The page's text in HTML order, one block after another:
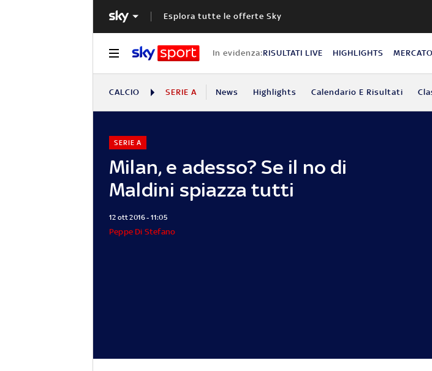
Esplora tutte le offerte Sky
In evidenza:RISULTATI LIVE HIGHLIGHTS MERCATO
CALCIO SERIE A News Highlights Calendario E Risultati
Milan, e adesso? Se il no di
Maldini spiazza tutti
SERIE A
12 ott 2016 - 11:05
Peppe Di Stefano